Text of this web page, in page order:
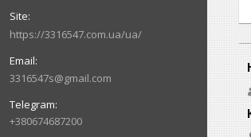
https://3316547.com.ua/ua/
3316547s@gmail.com
+380674687200